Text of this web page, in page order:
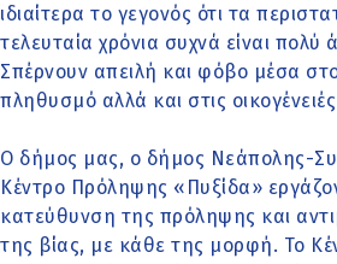
ιδιαίτερα το γεγονός ότι τα
τελευταία χρόνια συχνά είναι πολύ
Σπέρνουν απειλή και φόβο μέσα
πληθυσμό αλλά και στις
Ο δήμος μας, ο δήμος Νεάπολης-
Κέντρο Πρόληψης «Πυξίδα»
κατεύθυνση της πρόληψης και
της βίας, με κάθε της μορφή. Το